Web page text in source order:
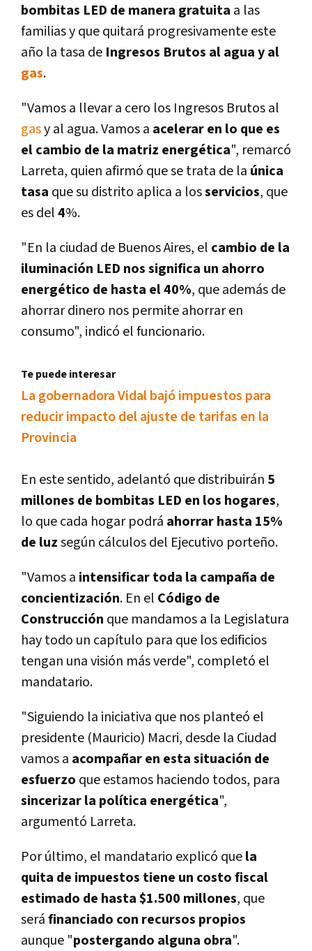
bombitas LED de manera gratuita a las
familias y que quitará progresivamente este
año la tasa de Ingresos Brutos al agua y al
gas.
"Vamos a llevar a cero los Ingresos Brutos al
gasy al agua. Vamos a acelerar en lo que es
el cambio de la matriz energética", remarcó
Larreta, quien afirmó que se trata de la única
tasa que su distrito aplica a losservicios, que
es del4%.
"En la ciudad de Buenos Aires, el cambio de la
iluminación LED nos significa un ahorro
energético de hasta el 40%, que además de
ahorrar dinero nos permite ahorrar en
consumo", indicó el funcionario.
Te puede interesar
La gobernadora Vidal bajó impuestos para
reducir impacto del ajuste de tarifas en la
Provincia
En este sentido, adelantó que distribuirán 5
millones de bombitas LED en los hogares,
lo que cada hogar podrá ahorrar hasta 15%
de luzsegún cálculos del Ejecutivo porteño.
"Vamos a intensificar toda la campaña de
concientización. En el Código de
Construcción que mandamos a la Legislatura
hay todo un capí­tulo para que los edificios
tengan una visión más verde", completó el
mandatario.
"Siguiendo la iniciativa que nos planteó el
presidente (Mauricio) Macri, desde la Ciudad
vamos a acompañar en esta situación de
esfuerzo que estamos haciendo todos, para
sincerizarla polí­tica energética",
argumentó Larreta.
Por último, el mandatario explicó quela
quita de impuestos tiene un costo fiscal
estimado de hasta $1.500 millones, que
seráfinanciado con recursos propios
aunque "postergando alguna obra".